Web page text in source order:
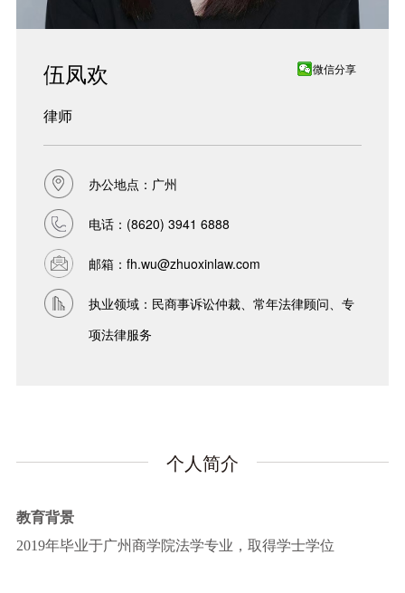
伍凤欢 微信分享
律师
办公地点：广州
电话： (8620) 3941 6888
邮箱： fh.wu@zhuoxinlaw.com
执业领域：民商事诉讼仲裁、常年法律顾问、专
项法律服务
个人简介
教育背景
2019年毕业于广州商学院法学专业，取得学士学位